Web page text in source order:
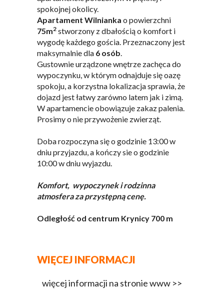
spokojnej okolicy.
Apartament Wilnianka o powierzchni
75m2 stworzony z dbałością o komfort i
wygodę każdego gościa. Przeznaczony jest
maksymalnie dla 6 osób.
Gustownie urządzone wnętrze zachęca do
wypoczynku, w którym odnajduje się oazę
spokoju, a korzystna lokalizacja sprawia, że
dojazd jest łatwy zarówno latem jak i zimą.
W apartamencie obowiązuje zakaz palenia.
Prosimy o nie przywożenie zwierząt.
Doba rozpoczyna się o godzinie 13:00 w
dniu przyjazdu, a kończy sie o godzinie
10:00 w dniu wyjazdu.
Komfort, wypoczynek i rodzinna
atmosfera za przystępną cenę.
Odległość od centrum Krynicy 700 m
WIĘCEJ INFORMACJI
więcej informacji na stronie www >>